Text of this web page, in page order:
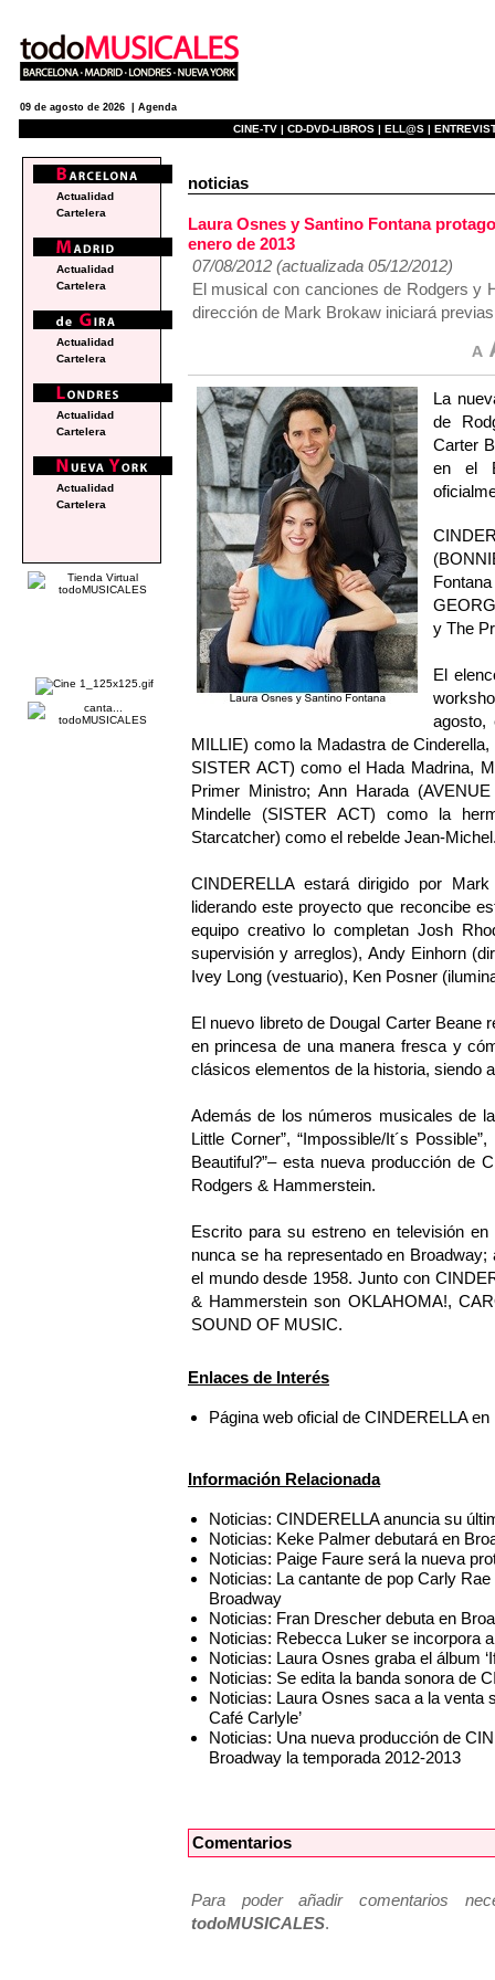
09 de agosto de 2026 | Agenda
CINE-TV | CD-DVD-LIBROS | ELL@S |
noticias
Laura Osnes y Santino Fontana
enero de 2013
07/08/2012 (actualizada 05/12/2012)
El musical con canciones de Rodgers y
dirección de Mark Brokaw iniciará
La
de
Carter
en el
y The
El
agosto,
MILLIE) como la Madastra de
SISTER ACT) como el Hada Madrina,
Primer Ministro; Ann Harada
Mindelle (SISTER ACT) como la
Starcatcher) como el rebelde Jean-
CINDERELLA estará dirigido por
liderando este proyecto que reconcibe
equipo creativo lo completan Josh
supervisión y arreglos), Andy Einhorn
Ivey Long (vestuario), Ken Posner
El nuevo libreto de Dougal Carter Beane
en princesa de una manera fresca y
clásicos elementos de la historia, siendo
Además de los números musicales de
Little Corner”, “Impossible/It´s
Beautiful?”– esta nueva producción de
Rodgers & Hammerstein.
Escrito para su estreno en televisión
nunca se ha representado en
el mundo desde 1958. Junto con
& Hammerstein son OKLAHOMA!,
SOUND OF MUSIC.
Enlaces de Interés
Página web oficial de CINDERELLA
Información Relacionada
Noticias: CINDERELLA anuncia su
Noticias: Keke Palmer debutará en
Noticias: Paige Faure será la nueva
Noticias: La cantante de pop Carly
Broadway
Noticias: Fran Drescher debuta en
Noticias: Rebecca Luker se incorpora
Noticias: Laura Osnes graba el álbum
Noticias: Se edita la banda sonora de
Noticias: Laura Osnes saca a la venta
Café Carlyle’
Noticias: Una nueva producción de
Broadway la temporada 2012-2013
Comentarios
Para poder añadir comentarios
todoMUSICALES.
Actualidad
Cartelera
Actualidad
Cartelera
Actualidad
Cartelera
Actualidad
Cartelera
Actualidad
Cartelera